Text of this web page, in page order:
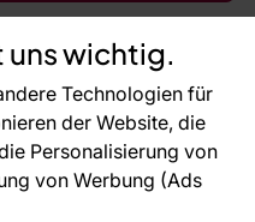
uns wichtig.
Technologien für
der Website, die
Personalisierung von
von Werbung (Ads